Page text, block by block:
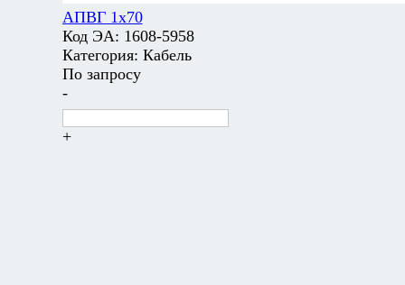
АПВГ 1х70
Код ЭА: 1608-5958
Категория: Кабель
По запросу
-
+